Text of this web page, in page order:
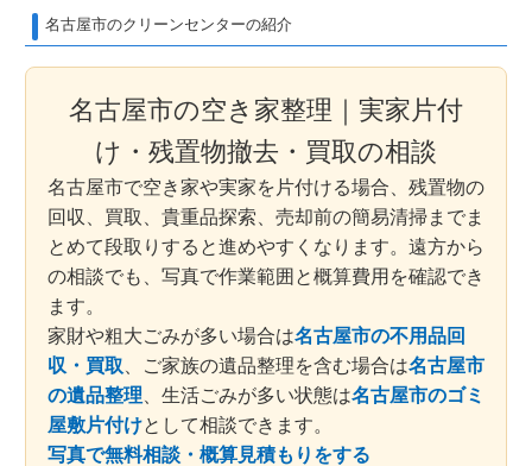
名古屋市のクリーンセンターの紹介
名古屋市の空き家整理｜実家片付
け・残置物撤去・買取の相談
名古屋市で空き家や実家を片付ける場合、残置物の
回収、買取、貴重品探索、売却前の簡易清掃までま
とめて段取りすると進めやすくなります。遠方から
の相談でも、写真で作業範囲と概算費用を確認でき
ます。
家財や粗大ごみが多い場合は名古屋市の不用品回
収・買取 、ご家族の遺品整理を含む場合は名古屋市
の遺品整理 、生活ごみが多い状態は名古屋市のゴミ
屋敷片付けとして相談できます。
写真で無料相談・概算見積もりをする